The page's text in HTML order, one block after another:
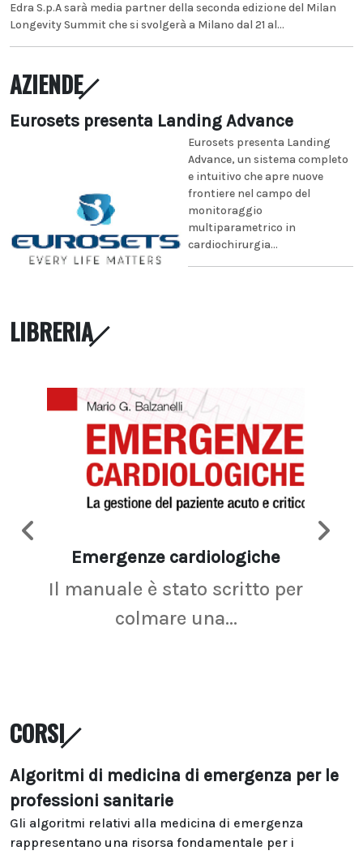
Edra S.p.A sarà media partner della seconda edizione del Milan
Longevity Summit che si svolgerà a Milano dal 21 al...
AZIENDE
Eurosets presenta Landing Advance
Eurosets presenta Landing
Advance, un sistema completo
e intuitivo che apre nuove
frontiere nel campo del
monitoraggio
multiparametrico in
cardiochirurgia...
LIBRERIA
Emergenze cardiologiche
Il manuale è stato scritto per
colmare una...
CORSI
Algoritmi di medicina di emergenza per le
professioni sanitarie
Gli algoritmi relativi alla medicina di emergenza
rappresentano una risorsa fondamentale per i